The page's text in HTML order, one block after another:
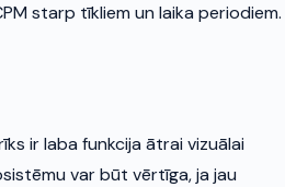
starp tīkliem un laika periodiem.
ir laba funkcija ātrai vizuālai
var būt vērtīga, ja jau